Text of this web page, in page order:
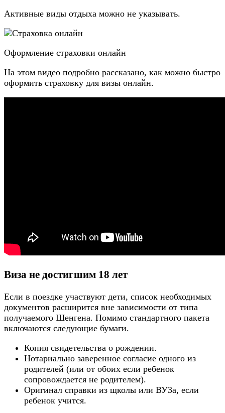
Активные виды отдыха можно не указывать.
Оформление страховки онлайн
На этом видео подробно рассказано, как можно быстро
оформить страховку для визы онлайн.
Виза не достигшим 18 лет
Если в поездке участвуют дети, список необходимых
документов расширится вне зависимости от типа
получаемого Шенгена. Помимо стандартного пакета
включаются следующие бумаги.
Копия свидетельства о рождении.
Нотариально заверенное согласие одного из
родителей (или от обоих если ребенок
сопровождается не родителем).
Оригинал справки из щколы или ВУЗа, если
ребенок учится.